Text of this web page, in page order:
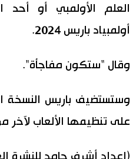
العلم الأولمبي أو أحد
أولمبياد باريس 2024.
وقال "ستكون مفاجأة".
وستستضيف باريس النسخة
على تنظيمها الألعاب لآخر مرة